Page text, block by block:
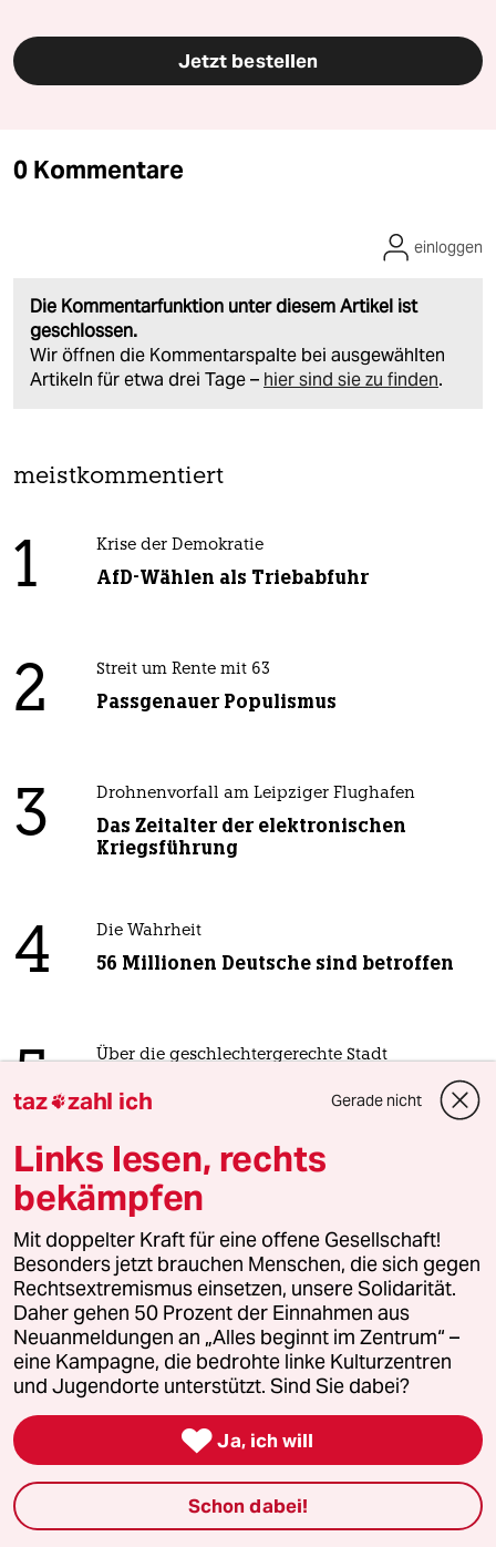
Jetzt bestellen
0 Kommentare
Die Kommentarfunktion unter diesem Artikel ist
geschlossen.
Wir öffnen die Kommentarspalte bei ausgewählten
Artikeln für etwa drei Tage – hier sind sie zu finden.
einloggen
meistkommentiert
1 Krise der Demokratie
AfD-Wählen als Triebabfuhr
2 Streit um Rente mit 63
Passgenauer Populismus
3 Drohnenvorfall am Leipziger Flughafen
Das Zeitalter der elektronischen
Kriegsführung
4 Die Wahrheit
56 Millionen Deutsche sind betroffen
5 Über die geschlechtergerechte Stadt
„Die Stadt ist gemacht für den weißen
Mann in einem Auto“
6 Antifas in Sachsen-Anhalt
Der Ernstfall
taz
Folgen Sie uns
Ressorts
taz zahl ich Gerade nicht
Links lesen, rechts
bekämpfen
Mit doppelter Kraft für eine offene Gesellschaft!
Besonders jetzt brauchen Menschen, die sich gegen
Rechtsextremismus einsetzen, unsere Solidarität.
Daher gehen 50 Prozent der Einnahmen aus
Neuanmeldungen an „Alles beginnt im Zentrum“ –
eine Kampagne, die bedrohte linke Kulturzentren
und Jugendorte unterstützt. Sind Sie dabei?
 Ja, ich will
Schon dabei!